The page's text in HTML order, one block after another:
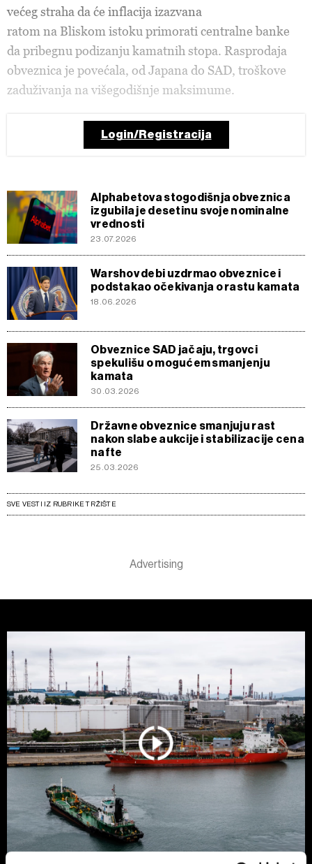
većeg straha da će inflacija izazvana
ratom na Bliskom istoku primorati centralne banke
da pribegnu podizanju kamatnih stopa. Rasprodaja
obveznica je povećala, od Japana do SAD, troškove
zaduživanja na višegodišnje maksimume.
Login/Registracija
Alphabetova stogodišnja obveznica
izgubila je desetinu svoje nominalne
vrednosti
23.07.2026
Warshov debi uzdrmao obveznice i
podstakao očekivanja o rastu kamata
18.06.2026
Obveznice SAD jačaju, trgovci
spekulišu o mogućem smanjenju
kamata
30.03.2026
Državne obveznice smanjuju rast
nakon slabe aukcije i stabilizacije cena
nafte
25.03.2026
SVE VESTI IZ RUBRIKE TRŽIŠTE